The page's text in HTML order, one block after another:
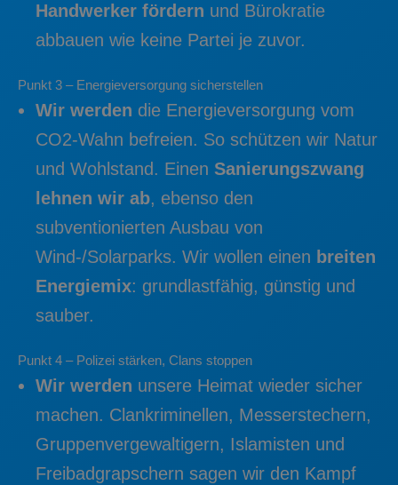
Handwerker fördern und Bürokratie
abbauen wie keine Partei je zuvor.
Punkt 3 – Energieversorgung sicherstellen
Wir werden die Energieversorgung vom
CO2-Wahn befreien. So schützen wir Natur
und Wohlstand. Einen Sanierungszwang
lehnen wir ab, ebenso den
subventionierten Ausbau von
Wind-/Solarparks. Wir wollen einen breiten
Energiemix: grundlastfähig, günstig und
sauber.
Punkt 4 – Polizei stärken, Clans stoppen
Wir werden unsere Heimat wieder sicher
machen. Clankriminellen, Messerstechern,
Gruppenvergewaltigern, Islamisten und
Freibadgrapschern sagen wir den Kampf